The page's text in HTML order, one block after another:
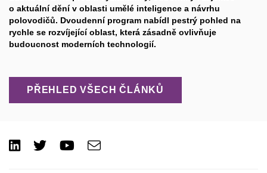
o aktuální dění v oblasti umělé inteligence a návrhu
polovodičů. Dvoudenní program nabídl pestrý pohled na
rychle se rozvíjející oblast, která zásadně ovlivňuje
budoucnost moderních technologií.
PŘEHLED VŠECH ČLÁNKŮ
LinkedIn
Twitter
Youtube
e-